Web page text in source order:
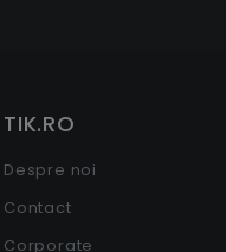
TIK.RO
Despre noi
Contact
Corporate